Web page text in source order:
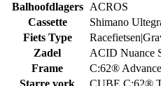
Balhoofdlagers
ACROS
Cassette
Shimano
Fiets Type
Zadel
ACID Nuance
Frame
C:62®